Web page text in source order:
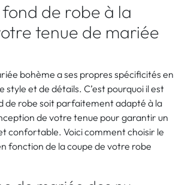
de robe à la
tenue de mariée
bohème a ses propres spécificités en
style et de détails. C’est pourquoi il est
de robe soit parfaitement adapté à la
de votre tenue pour garantir un
confortable. Voici comment choisir le
fonction de la coupe de votre robe